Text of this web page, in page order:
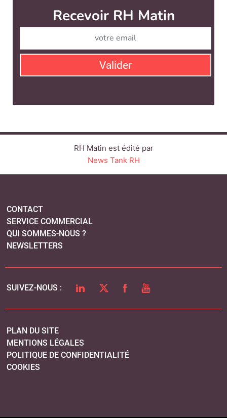
RH Matin est édité par
QUI SOMMES-NOUS ?
LINKEDINTWITTERFACEBOOK
MENTIONS LÉGALES
POLITIQUE DE CONFIDENTIALITÉ
COOKIES